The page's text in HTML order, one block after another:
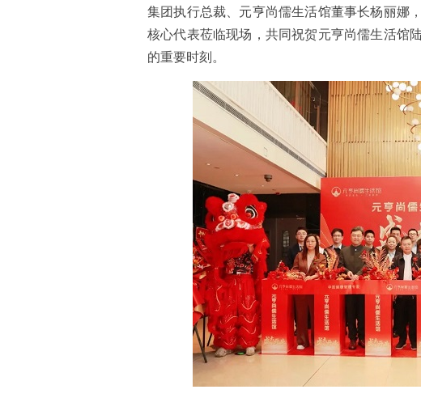
集团执行总裁、元亨尚儒生活馆董事长杨丽娜
核心代表莅临现场，共同祝贺元亨尚儒生活馆
的重要时刻。